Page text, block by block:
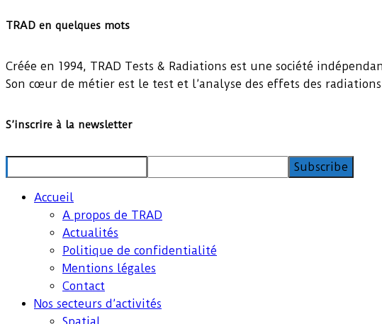
TRAD en quelques mots
Créée en 1994, TRAD Tests & Radiations est une société
Son cœur de métier est le test et l’analyse des effets des
S’inscrire à la newsletter
Accueil
A propos de TRAD
Actualités
Politique de confidentialité
Mentions légales
Contact
Nos secteurs d’activités